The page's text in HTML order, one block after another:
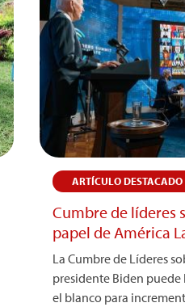
ARTÍCULO DESTACADO
Cumbre de líderes
papel de América
La Cumbre de Líderes
presidente Biden
el blanco para